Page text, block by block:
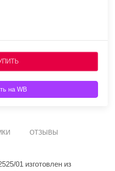
на WB
ОТЗЫВЫ
01 изготовлен из